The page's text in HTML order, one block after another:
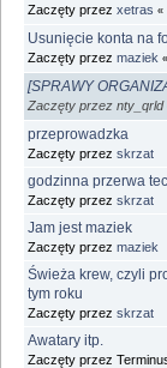
Zaczęty przez xetras «
Usunięcie konta na
Zaczęty przez maziek «
[SPRAWY
Zaczęty przez nty_qrld
przeprowadzka
Zaczęty przez skrzat
godzinna przerwa
Zaczęty przez skrzat
Jam jest maziek
Zaczęty przez maziek
Świeża krew, czyli
tym roku
Zaczęty przez skrzat
Awatary itp.
Zaczęty przez